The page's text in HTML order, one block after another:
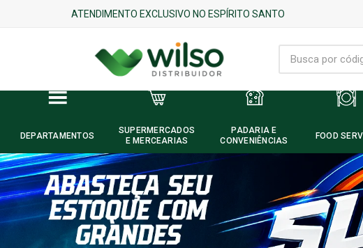
ATENDIMENTO EXCLUSIVO NO ESPÍRITO SANTO
DEPARTAMENTOS
SUPERMERCADOS
E MERCEARIAS
PADARIA E
CONVENIÊNCIAS
FOOD